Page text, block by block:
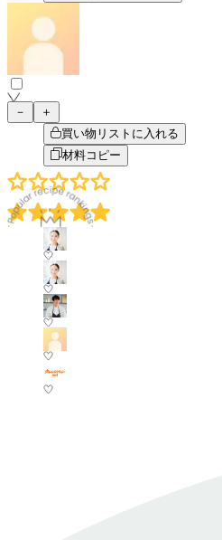
－
＋
買い物リストに入れる
材料コピー